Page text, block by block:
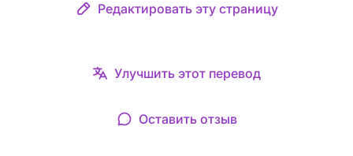
Редактировать эту страницу
Улучшить этот перевод
Оставить отзыв